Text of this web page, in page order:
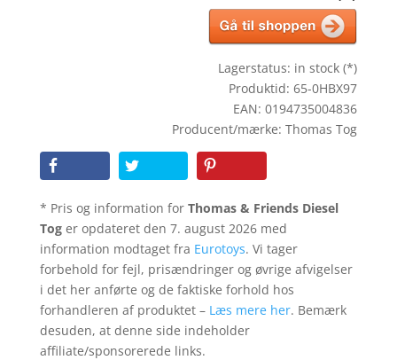
Lagerstatus: in stock (*)
Produktid: 65-0HBX97
EAN: 0194735004836
Producent/mærke: Thomas Tog
* Pris og information for Thomas & Friends Diesel
Toger opdateret den 7. august 2026 med
information modtaget fra Eurotoys. Vi tager
forbehold for fejl, prisændringer og øvrige afvigelser
i det her anførte og de faktiske forhold hos
forhandleren af produktet – Læs mere her. Bemærk
desuden, at denne side indeholder
affiliate/sponsorerede links.